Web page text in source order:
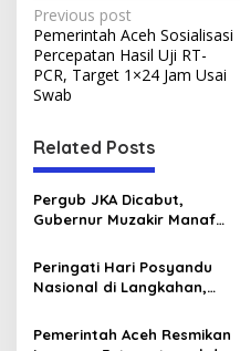
P
o
s
t
n
a
v
i
g
a
t
Previous post
Pemerintah Aceh Sosialisasi
Percepatan Hasil Uji RT-
PCR, Target 1×24 Jam Usai
Swab
Related Posts
Pergub JKA Dicabut,
Gubernur Muzakir Manaf
Berobat Seperti Biasa
Peringati Hari Posyandu
Nasional di Langkahan,
6 SPM
Pemerintah Aceh Resmikan